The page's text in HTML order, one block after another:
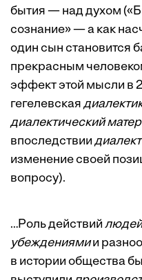
бытия — над духом
сознание» — а как
один сын становится
прекрасным
эффект этой мысли в
гегелевская
диалектический
впоследствии
изменение своей
вопросу).
…Роль действий людей
убеждениямии
в истории общества